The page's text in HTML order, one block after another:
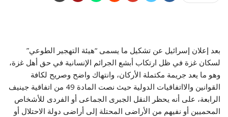
بعد إعلان إسرائيل عن تشكيل ما يسمى “هيئة التهجير الطوعي”
لسكان غزة في ظل ارتكاب أبشع الجرائم الإنسانية في حق أهل غزة،
وهو ما يعد جريمة مكتملة الأركان، وانتهاك واضح وصريح لكافة
القوانين والااتفاقيات الدولية حيث نصت المادة 49 من اتفاقية جينيف
الرابعة، على أنه يحظر النقل الجبرى الجماعى أو الفردى للأشخاص
المحميين أو نفيهم من الأراضى المحتلة إلى أراضى دولة الاحتلال أو